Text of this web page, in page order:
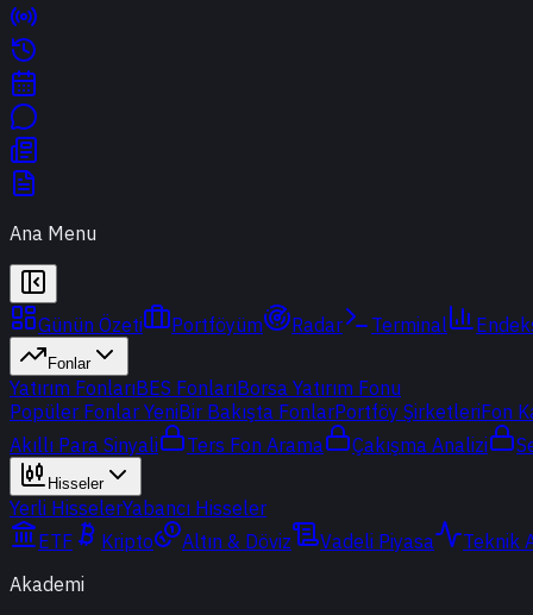
Ana Menu
Günün Özeti Portföyüm Radar Terminal
Fonlar
Yatırım FonlarıBES FonlarıBorsa Yatırım Fonu
Popüler Fonlar YeniBir Bakışta FonlarPortföy ŞirketleriFon
Akıllı Para Sinyali
Ters Fon Arama Çakışma Analizi
Hisseler
Yerli HisselerYabancı Hisseler
ETF
Kripto Altın & Döviz Vadeli Piyasa
Teknik
Akademi